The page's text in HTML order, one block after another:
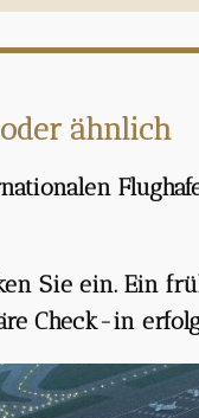
ähnlich
Sie ein. Ein
Check-in